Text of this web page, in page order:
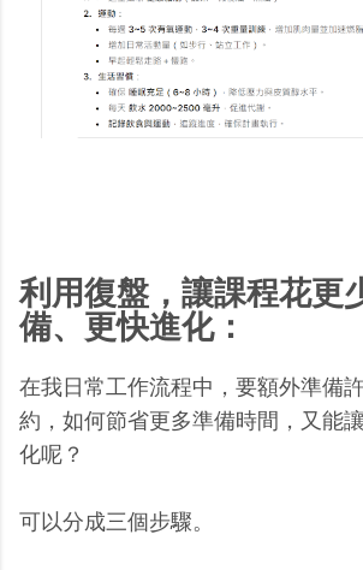
利用復盤，讓課程花更
備、更快進化：
在我日常工作流程中，要額外準備
約，如何節省更多準備時間，又能
化呢？
可以分成三個步驟。